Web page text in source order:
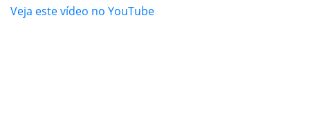
Veja este vídeo no YouTube